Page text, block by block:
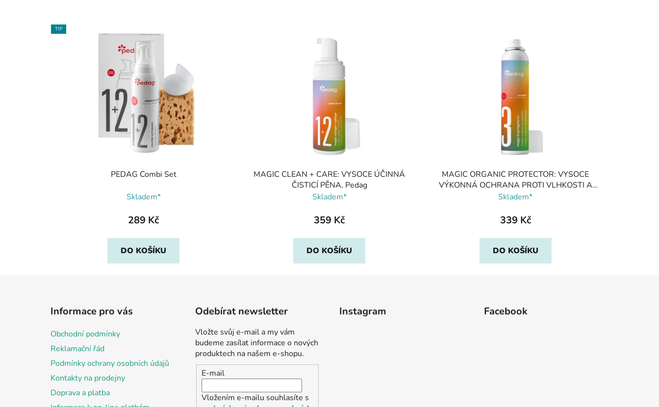
TIP
PEDAG Combi Set
Skladem*
289 Kč
DO KOŠÍKU
MAGIC CLEAN + CARE: VYSOCE ÚČINNÁ
ČISTICÍ PĚNA, Pedag
Skladem*
359 Kč
DO KOŠÍKU
MAGIC ORGANIC PROTECTOR: VYSOCE
VÝKONNÁ OCHRANA PROTI VLHKOSTI A
ŠPÍNĚ, Pedag
Skladem*
339 Kč
DO KOŠÍKU
Informace pro vás
Obchodní podmínky
Reklamační řád
Podmínky ochrany osobních údajů
Kontakty na prodejny
Doprava a platba
Odebírat newsletter
Vložte svůj e-mail a my vám
budeme zasílat informace o nových
produktech na našem e-shopu.
E-mail
Vložením e-mailu souhlasíte s
Instagram Facebook